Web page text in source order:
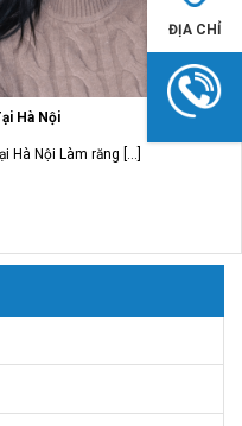
Hà Nội
Nội Làm răng [...]
ĐỊA CHỈ